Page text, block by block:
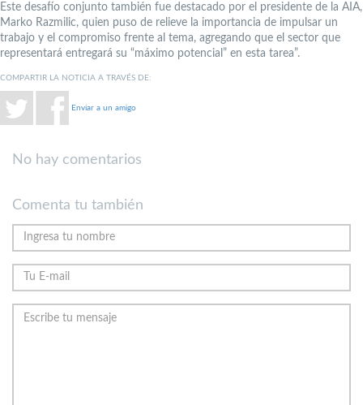
Este desafío conjunto también fue destacado por el presidente de la AIA,
Marko Razmilic, quien puso de relieve la importancia de impulsar un
trabajo y el compromiso frente al tema, agregando que el sector que
representará entregará su “máximo potencial” en esta tarea”.
COMPARTIR LA NOTICIA A TRAVÉS DE:
Enviar a un amigo
No hay comentarios
Comenta tu también